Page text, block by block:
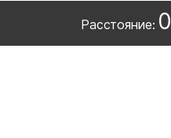
Расстояние: 0